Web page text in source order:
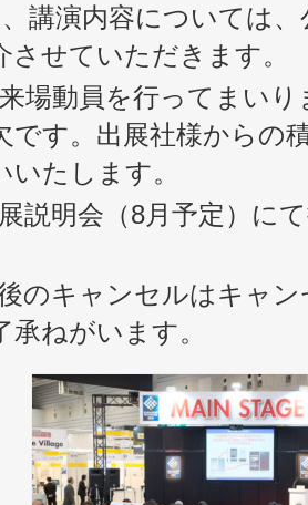
講演内容については
させていただきます。
来場動員を行ってまい
です。出展社様からの
たします。
説明会（8月予定）に
のキャンセルはキャ
承ねがいます。